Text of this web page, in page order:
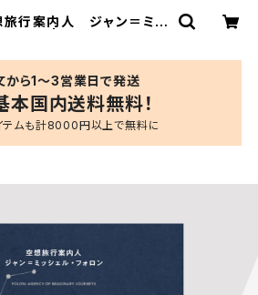
旅行案内人 ジャン＝ミッ
から1〜3営業日で発送
本国内送料無料！
テムも計8000円以上で無料に